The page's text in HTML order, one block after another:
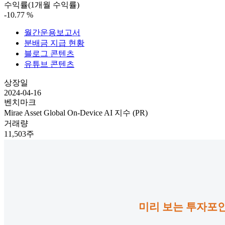
수익률(1개월 수익률)
-10.77 %
월간운용보고서
분배금 지급 현황
블로그 콘텐츠
유튜브 콘텐츠
상장일
2024-04-16
벤치마크
Mirae Asset Global On-Device AI 지수 (PR)
거래량
11,503주
미리 보는 투자포